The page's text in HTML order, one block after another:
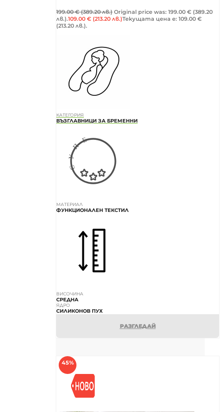
199.00€ (389.20 лв.) Original price was: 199.00 € (389.20
лв.).109.00 € (213.20 лв.)Текущата цена е: 109.00 €
(213.20 лв.).
КАТЕГОРИЯ
ВЪЗГЛАВНИЦИ ЗА БРЕМЕННИ
МАТЕРИАЛ
ФУНКЦИОНАЛЕН ТЕКСТИЛ
ВИСОЧИНА
СРЕДНА
ЯДРО
СИЛИКОНОВ ПУХ
РАЗГЛЕДАЙ
45%